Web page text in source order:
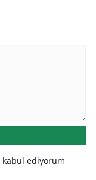
Yalova
Karabük
ediyorum